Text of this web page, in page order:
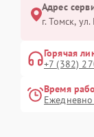
Адрес
г. Томск,
Горячая
+7 (382)
Время